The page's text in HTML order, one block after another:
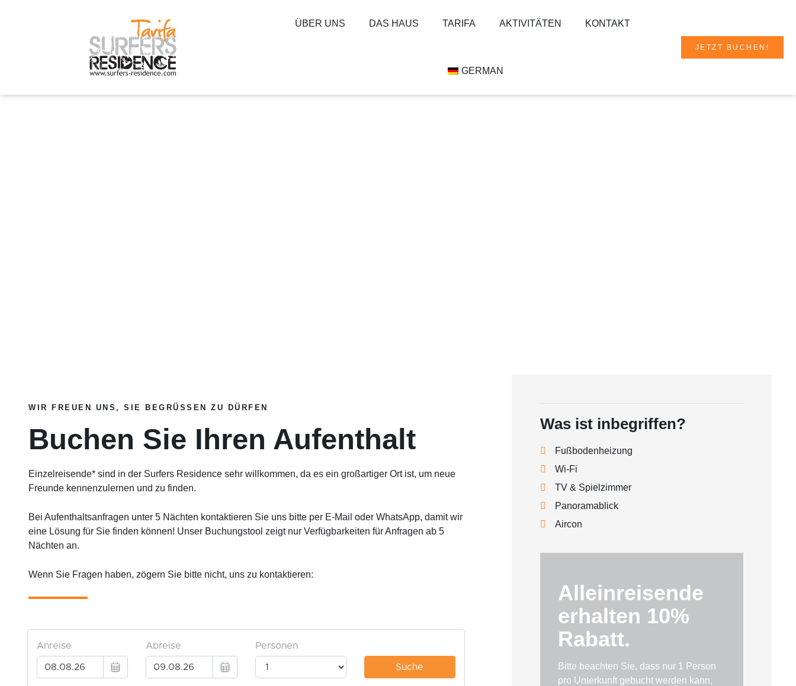
ÜBER UNS DAS HAUS TARIFA AKTIVITÄTEN KONTAKT
GERMAN
JETZT BUCHEN!
WIR FREUEN UNS, SIE BEGRÜSSEN ZU DÜRFEN
Buchen Sie Ihren Aufenthalt
Einzelreisende* sind in der Surfers Residence sehr willkommen, da es ein großartiger Ort ist, um neue
Freunde kennenzulernen und zu finden.
Bei Aufenthaltsanfragen unter 5 Nächten kontaktieren Sie uns bitte per E-Mail oder WhatsApp, damit wir
eine Lösung für Sie finden können! Unser Buchungstool zeigt nur Verfügbarkeiten für Anfragen ab 5
Nächten an.
Wenn Sie Fragen haben, zögern Sie bitte nicht, uns zu kontaktieren:
Was ist inbegriffen?
Fußbodenheizung
Wi-Fi
TV & Spielzimmer
Panoramablick
Aircon
Alleinreisende
erhalten 10%
Rabatt.
Bitte beachten Sie, dass nur 1 Person
pro Unterkunft gebucht werden kann,